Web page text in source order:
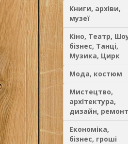
Книги, архіви,
музеї
Кіно, Театр,
бізнес, Танці,
Музика, Цирк
Мода, костюм
Мистецтво,
архітектура,
дизайн, ремонт
Економіка,
бізнес, гроші